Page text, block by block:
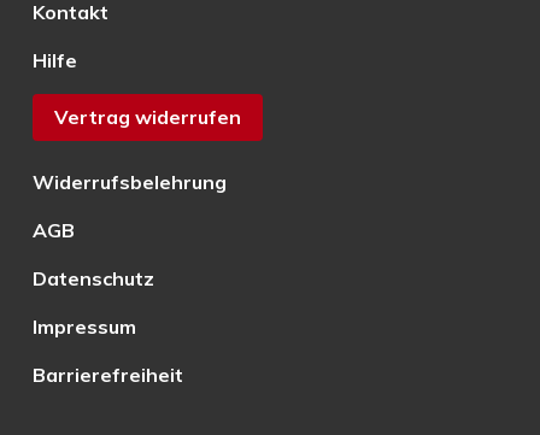
Kontakt
Hilfe
Vertrag widerrufen
Widerrufsbelehrung
AGB
Datenschutz
Impressum
Barrierefreiheit